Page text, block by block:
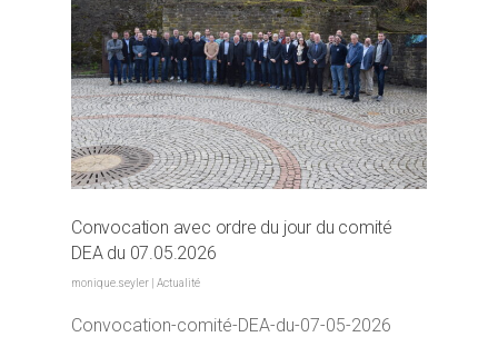
Convocation avec ordre du jour du comité
DEA du 07.05.2026
monique.seyler Actualité
Convocation-comité-DEA-du-07-05-2026